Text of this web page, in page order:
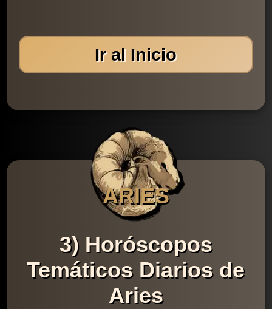
Ir al Inicio
ARIES
3) Horóscopos
Temáticos Diarios de
Aries